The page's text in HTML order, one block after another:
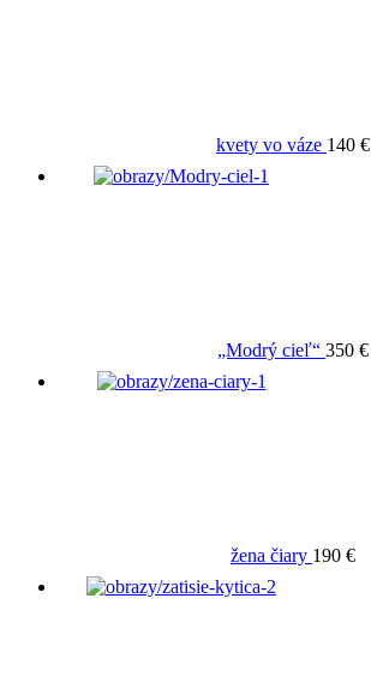
kvety vo váze 140 €
„Modrý cieľ“ 350 €
žena čiary 190 €